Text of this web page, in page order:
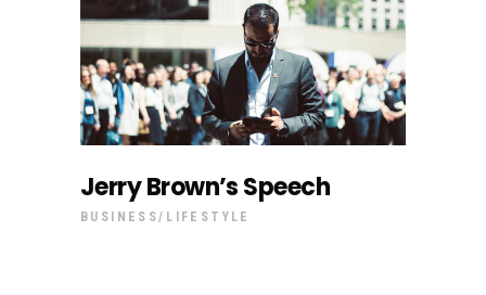
Jerry Brown’s Speech
BUSINESS LIFESTYLE